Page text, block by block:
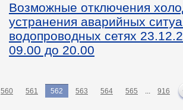
Возможные отключения
устранения аварийных
водопроводных сетях
09.00 до 20.00
560 561 562 563 564 565 ... 916